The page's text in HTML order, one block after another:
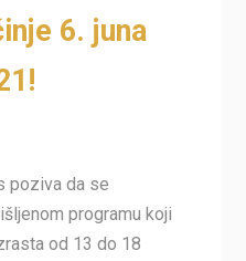
6. juna
poziva da se
programu koji
od 13 do 18